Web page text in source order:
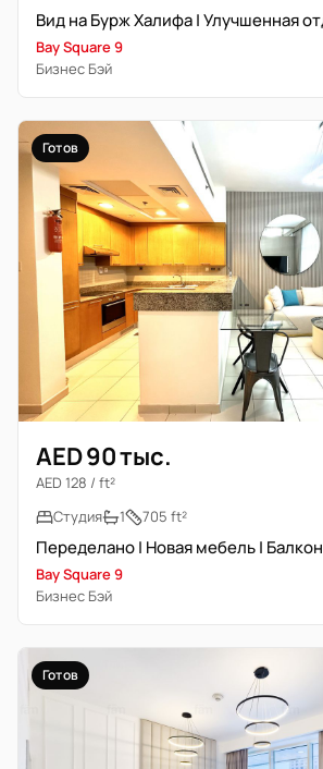
Bay Square 9
Бизнес Бэй
Готов
AED 90 тыс.
AED 128 / ft²
Студия
1 705 ft²
Переделано | Новая мебель | Балкон
Bay Square 9
Бизнес Бэй
Готов